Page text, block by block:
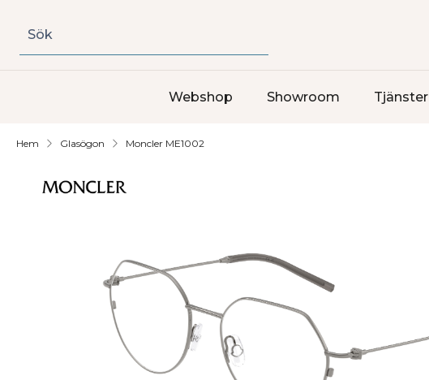
Sök
Webshop Showroom Tjänster
Hem Glasögon Moncler ME1002